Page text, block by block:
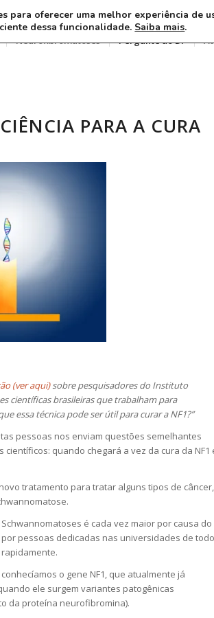
Neurofibromatoses Pergunte ao Dr
PARA A CURA
(ver aqui)sobre pesquisadores do Instituto
científicas brasileiras que trabalham para
essa técnica pode ser útil para curar a NF1?”
pessoas nos enviam questões semelhantes
quando chegará a vez da cura da NF1
tratamento para tratar alguns tipos de câncer,
é cada vez maior por causa do
pessoas dedicadas nas universidades de todo
o gene NF1, que atualmente já
ele surgem variantes patogênicas
da proteína neurofibromina).
para oferecer uma melhor experiência de
dessa funcionalidade. Saiba mais.